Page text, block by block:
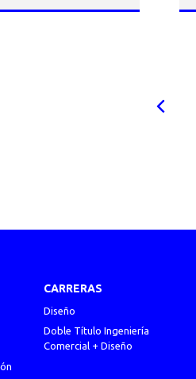
CARRERAS
Diseño
Doble Título Ingeniería
Comercial + Diseño